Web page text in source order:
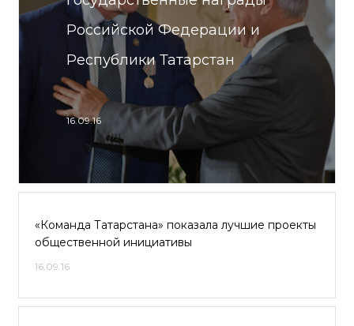
Российской Федерации и
Республики Татарстан
16.09.16
«Команда Татарстана» показала лучшие проекты
общественной инициативы
16.09.16